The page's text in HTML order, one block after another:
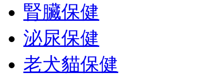
腎臟保健
泌尿保健
老犬貓保健